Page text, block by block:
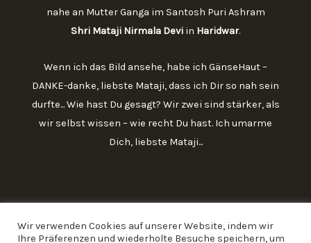
nahe an Mutter Ganga im Santosh Puri Ashram
Shri Mataji Nirmala Devi in Haridwar.
Wenn ich das Bild ansehe, habe ich GänseHaut –
DANKE-danke, liebste Mataji, dass ich Dir so nah sein
durfte... Wie hast Du gesagt? Wir zwei sind stärker, als
wir selbst wissen – wie recht Du hast. Ich umarme
Dich, liebste Mataji...
Wir verwenden Cookies auf unserer Website, indem wir
Ihre Präferenzen und wiederholte Besuche speichern, um